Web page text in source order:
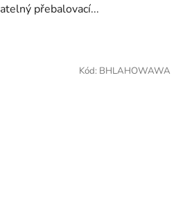
přebalovací...
Kód: BHLAHOWAWA